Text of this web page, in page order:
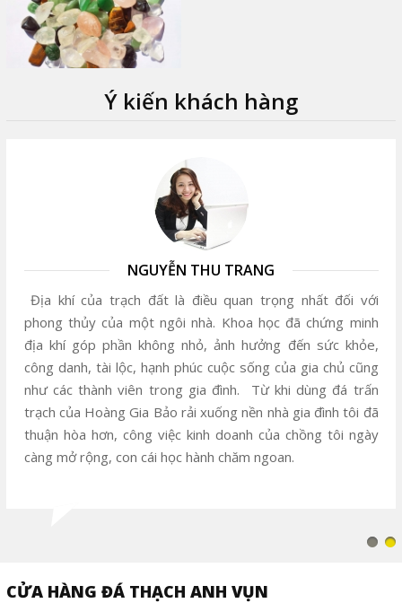
Ý kiến khách hàng
NGUYỄN THU TRANG
Địa khí của trạch đất là điều quan trọng nhất đối với
phong thủy của một ngôi nhà. Khoa học đã chứng minh
địa khí góp phần không nhỏ, ảnh hưởng đến sức khỏe,
công danh, tài lộc, hạnh phúc cuộc sống của gia chủ cũng
như các thành viên trong gia đình. Từ khi dùng đá trấn
trạch của Hoàng Gia Bảo rải xuống nền nhà gia đình tôi đã
thuận hòa hơn, công việc kinh doanh của chồng tôi ngày
càng mở rộng, con cái học hành chăm ngoan.
CỬA HÀNG ĐÁ THẠCH ANH VỤN